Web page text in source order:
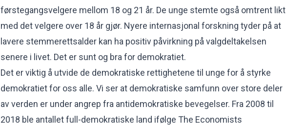
førstegangsvelgere mellom 18 og 21 år. De unge stemte også omtrent likt
med det velgere over 18 år gjør. Nyere internasjonal forskning tyder på at
lavere stemmerettsalder kan ha positiv påvirkning på valgdeltakelsen
senere i livet. Det er sunt og bra for demokratiet.
Det er viktig å utvide de demokratiske rettighetene til unge for å styrke
demokratiet for oss alle. Vi ser at demokratiske samfunn over store deler
av verden er under angrep fra antidemokratiske bevegelser. Fra 2008 til
2018 ble antallet full-demokratiske land ifølge The Economists